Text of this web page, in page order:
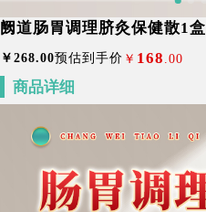
阙道肠胃调理脐灸保健散1盒
￥268.00预估到手价 ￥ 168 .00
商品详细